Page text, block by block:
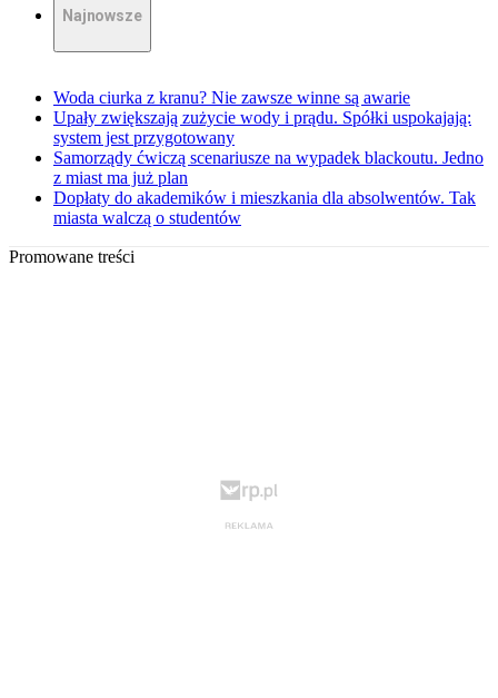
Najnowsze
Woda ciurka z kranu? Nie zawsze winne są awarie
Upały zwiększają zużycie wody i prądu. Spółki uspokajają:
system jest przygotowany
Samorządy ćwiczą scenariusze na wypadek blackoutu. Jedno
z miast ma już plan
Dopłaty do akademików i mieszkania dla absolwentów. Tak
miasta walczą o studentów
Promowane treści